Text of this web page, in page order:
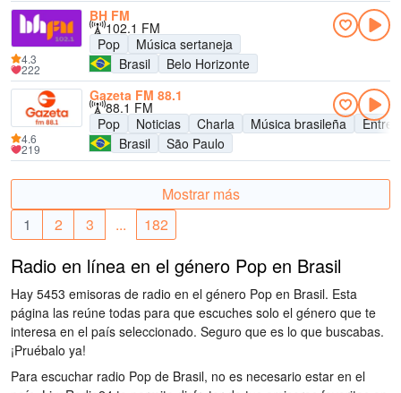
BH FM
102.1 FM
Pop
Música sertaneja
Brasil
Belo Horizonte
4.3
222
Gazeta FM 88.1
88.1 FM
Pop
Noticias Charla Música brasileña
Brasil
São Paulo
4.6
219
Mostrar más
1
2 3 ... 182
Radio en línea en el género Pop en Brasil
Hay 5453 emisoras de radio en el género Pop en Brasil. Esta
página las reúne todas para que escuches solo el género que te
interesa en el país seleccionado. Seguro que es lo que buscabas.
¡Pruébalo ya!
Para escuchar radio Pop de Brasil, no es necesario estar en el